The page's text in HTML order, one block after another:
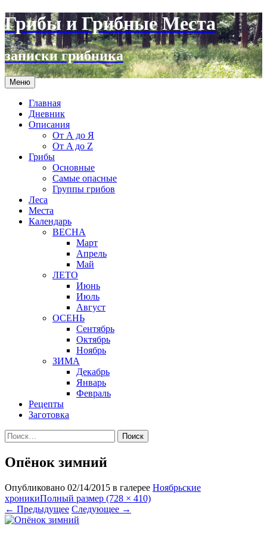
Грибы и Грибные Места
записки грибника
Меню Перейти
к
содержимому
Главная
Дневник
Описания
От А до Я
От A до Z
Грибы
Основные
Самые опасные
Группы грибов
Леса
Места
Календарь
ВЕСНА
Март
Апрель
Май
ЛЕТО
Июнь
Июль
Август
ОСЕНЬ
Сентябрь
Октябрь
Ноябрь
ЗИМА
Декабрь
Январь
Февраль
Рецепты
Заготовка
Найти:
Опёнок зимний
Опубликовано 02/14/2015 в галерее Ноябрьские
хроникиПолный размер (728 × 410)
← Предыдущее Следующее →